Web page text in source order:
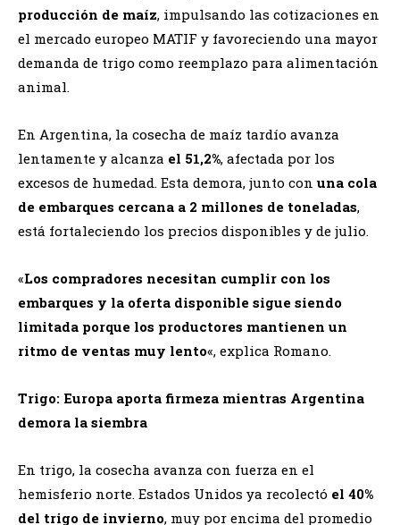
producción de maíz, impulsando las cotizaciones en
el mercado europeo MATIF y favoreciendo una mayor
demanda de trigo como reemplazo para alimentación
animal.
En Argentina, la cosecha de maíz tardío avanza
lentamente y alcanza el 51,2%, afectada por los
excesos de humedad. Esta demora, junto con una cola
de embarques cercana a 2 millones de toneladas,
está fortaleciendo los precios disponibles y de julio.
«Los compradores necesitan cumplir con los
embarques y la oferta disponible sigue siendo
limitada porque los productores mantienen un
ritmo de ventas muy lento«, explica Romano.
Trigo: Europa aporta firmeza mientras Argentina
demora la siembra
En trigo, la cosecha avanza con fuerza en el
hemisferio norte. Estados Unidos ya recolectó el 40%
del trigo de invierno, muy por encima del promedio